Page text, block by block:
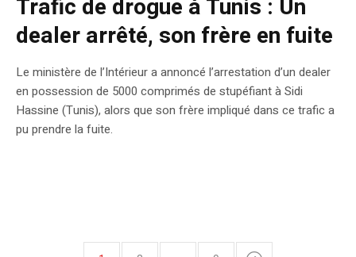
Trafic de drogue à Tunis : Un
dealer arrêté, son frère en fuite
Le ministère de l’Intérieur a annoncé l’arrestation d’un dealer
en possession de 5000 comprimés de stupéfiant à Sidi
Hassine (Tunis), alors que son frère impliqué dans ce trafic a
pu prendre la fuite.